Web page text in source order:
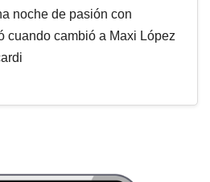
noche de pasión con
cuando cambió a Maxi López